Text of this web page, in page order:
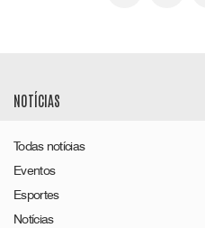
NOTÍCIAS
Todas notícias
Eventos
Esportes
Notícias